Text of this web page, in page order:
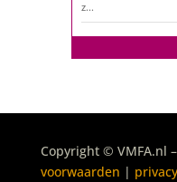
ineens een kras of
Copyright © VMFA.nl –
voorwaarden |